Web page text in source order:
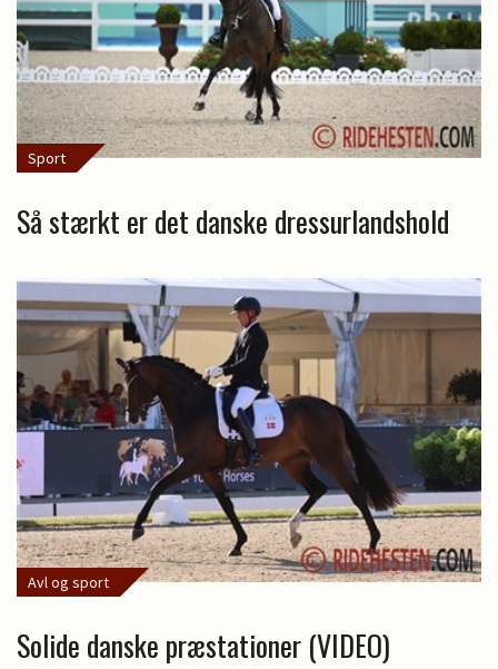
Sport
Så stærkt er det danske dressurlandshold
Avl og sport
Solide danske præstationer (VIDEO)